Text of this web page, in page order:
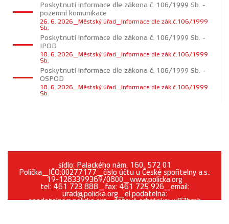
Poskytnutí informace dle zákona č. 106/1999 Sb. -
pozemní komunikace
26. 6. 2026_Městský úřad_Informace dle zák.č.106/1999
Sb.
Poskytnutí informace dle zákona č. 106/1999 Sb. -
IPOD
18. 6. 2026_Městský úřad_Informace dle zák.č.106/1999
Sb.
Poskytnutí informace dle zákona č. 106/1999 Sb. -
OSPOD
18. 6. 2026_Městský úřad_Informace dle zák.č.106/1999
Sb.
sídlo: Palackého nám. 160, 572 01
Polička_IČO:00277177_číslo účtu u České spořitelny a.s.:
19-1283399369/0800_www.policka.org
tel: 461 723 888_fax: 461 725 926_email:
urad@policka.org_el.podatelna:
epodatelna@policka.org_datová schránka: w87brph